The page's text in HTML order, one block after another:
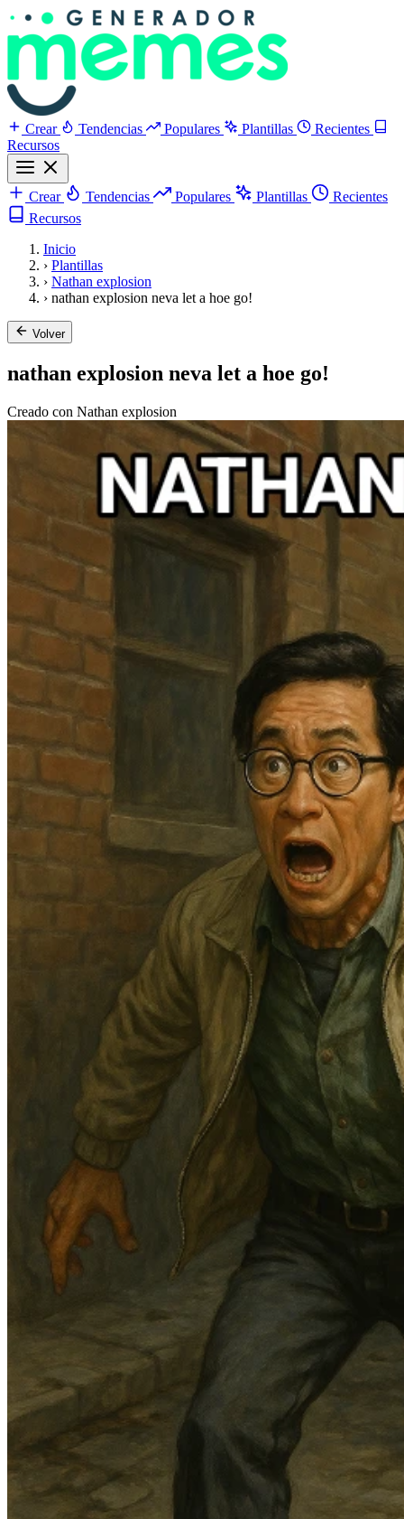
Crear Tendencias Populares Plantillas
Recientes
Recursos
Crear Tendencias Populares Plantillas
Recientes
Recursos
Inicio
› Plantillas
› Nathan explosion
› nathan explosion neva let a hoe go!
Volver
nathan explosion neva let a hoe go!
Creado con Nathan explosion